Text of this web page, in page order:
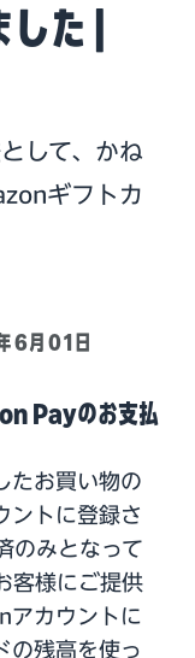
た |
して、かね
ギフトカ
6月01日
Payのお支払
たお買い物の
ントに登録さ
のみとなって
客様にご提供
アカウントに
の残高を使っ